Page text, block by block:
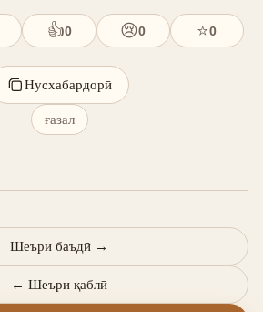
👍0 😢0 ⭐0
Нусхабардорӣ
ғазал
← Шеъри қаблӣ
Шеъри баъдӣ →